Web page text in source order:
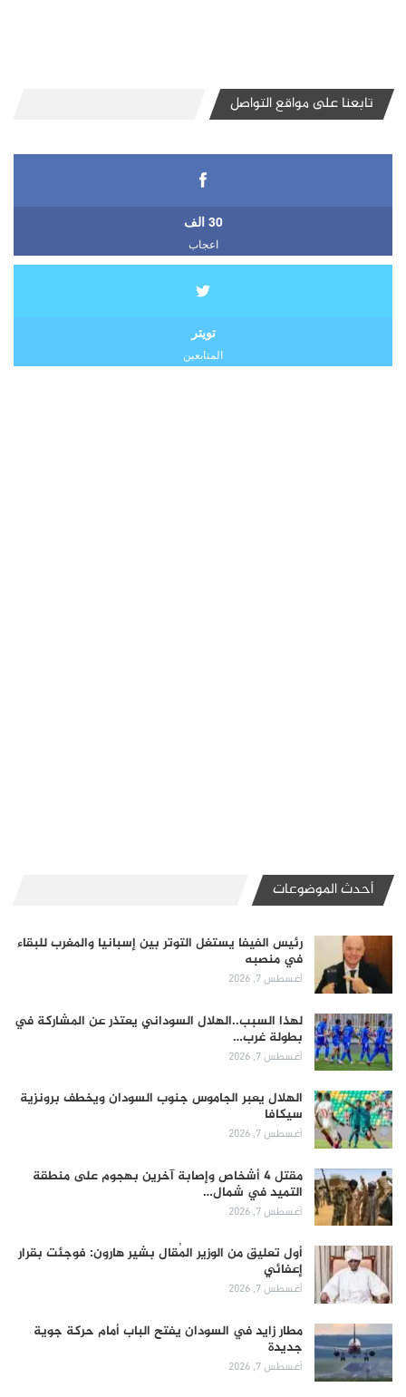
تابعنا على مواقع التواصل
30 الف
اعجاب
تويتر
المتابعين
أحدث الموضوعات
رئيس الفيفا يستغل التوتر بين إسبانيا والمغرب للبقاء
في منصبه
أغسطس 7, 2026
لهذا السبب..الهلال السوداني يعتذر عن المشاركة في
بطولة غرب…
أغسطس 7, 2026
الهلال يعبر الجاموس جنوب السودان ويخطف برونزية
سيكافا
أغسطس 7, 2026
مقتل 4 أشخاص وإصابة آخرين بهجوم على منطقة
التميد في شمال…
أغسطس 7, 2026
أول تعليق من الوزير المُقال بشير هارون: فوجئت بقرار
إعفائي
أغسطس 7, 2026
مطار زايد في السودان يفتح الباب أمام حركة جوية
جديدة
أغسطس 7, 2026